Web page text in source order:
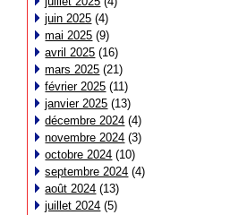
juin 2025 (4)
mai 2025 (9)
avril 2025 (16)
mars 2025 (21)
février 2025 (11)
janvier 2025 (13)
décembre 2024 (4)
novembre 2024 (3)
octobre 2024 (10)
septembre 2024 (4)
août 2024 (13)
juillet 2024 (5)